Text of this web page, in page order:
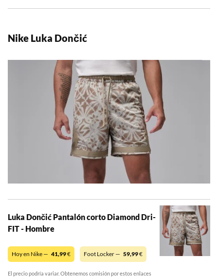
Nike Luka Dončić
Luka Dončić Pantalón corto Diamond Dri-
FIT - Hombre
Hoy en Nike — 41,99€ Foot Locker — 59,99€
El precio podría variar. Obtenemos comisión por estos enlaces